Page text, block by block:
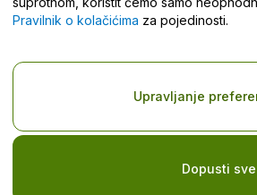
Autorska prava © viagogo GmbH 2026
Korištenjem ovog web-mjesta prihvaćate
Nemojte dijeliti moje osobne podatke/Vaše
Pravilnik o kolačićima za pojedinosti.
Dopusti sve
Upravljanje